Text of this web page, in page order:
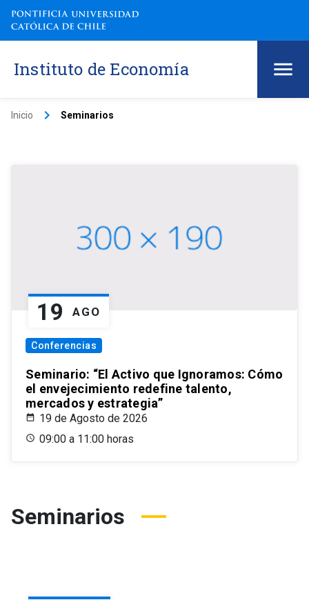
Instituto de Economía
Inicio keyboard_arrow_right Seminarios
19 AGO
Conferencias
Seminario: “El Activo que Ignoramos: Cómo
el envejecimiento redefine talento,
mercados y estrategia”
19 de Agosto de 2026
09:00 a 11:00 horas
Seminarios